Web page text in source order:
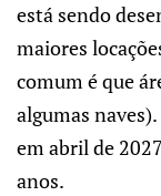
está sendo
maiores
comum é que
algumas
em abril de
anos.